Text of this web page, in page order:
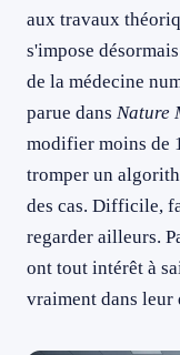
aux travaux
s'impose
de la médecine
parue dans Nature
modifier moins de
tromper un
des cas. Difficile,
regarder ailleurs.
ont tout intérêt à
vraiment dans leur